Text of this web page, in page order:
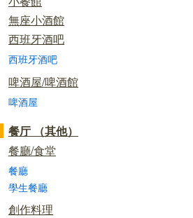
無座小酒館
西班牙酒吧
西班牙酒吧
啤酒屋/啤酒館
啤酒屋
餐厅 （其他）
餐廳/食堂
餐廳
學生餐廳
創作料理